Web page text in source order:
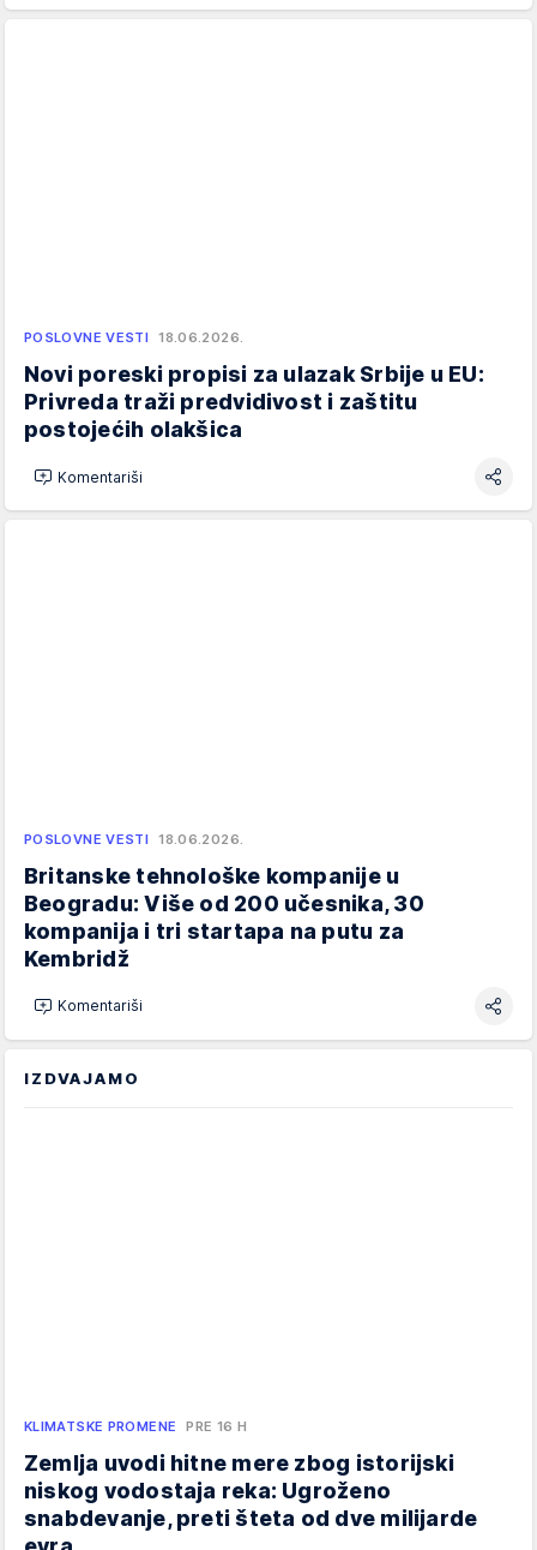
POSLOVNE VESTI 18.06.2026.
Novi poreski propisi za ulazak Srbije u EU:
Privreda traži predvidivost i zaštitu
postojećih olakšica
Komentariši
POSLOVNE VESTI 18.06.2026.
Britanske tehnološke kompanije u
Beogradu: Više od 200 učesnika, 30
kompanija i tri startapa na putu za
Kembridž
Komentariši
IZDVAJAMO
KLIMATSKE PROMENE PRE 16 H
Zemlja uvodi hitne mere zbog istorijski
niskog vodostaja reka: Ugroženo
snabdevanje, preti šteta od dve milijarde